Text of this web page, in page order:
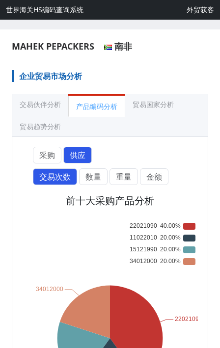
世界海关HS编码查询系统 外贸获客
MAHEK PEPACKERS 南非
企业贸易市场分析
交易伙伴分析 产品编码分析 贸易国家分析
贸易趋势分析
采购
供应
交易次数
数量 重量 金额
前十大采购产品分析